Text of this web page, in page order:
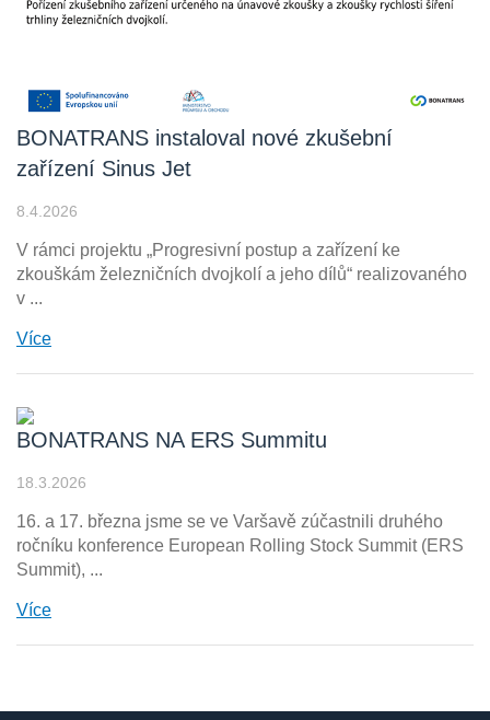
BONATRANS instaloval nové zkušební
zařízení Sinus Jet
8.4.2026
V rámci projektu „Progresivní postup a zařízení ke
zkouškám železničních dvojkolí a jeho dílů“ realizovaného
v ...
Více
BONATRANS NA ERS Summitu
18.3.2026
16. a 17. března jsme se ve Varšavě zúčastnili druhého
ročníku konference European Rolling Stock Summit (ERS
Summit), ...
Více